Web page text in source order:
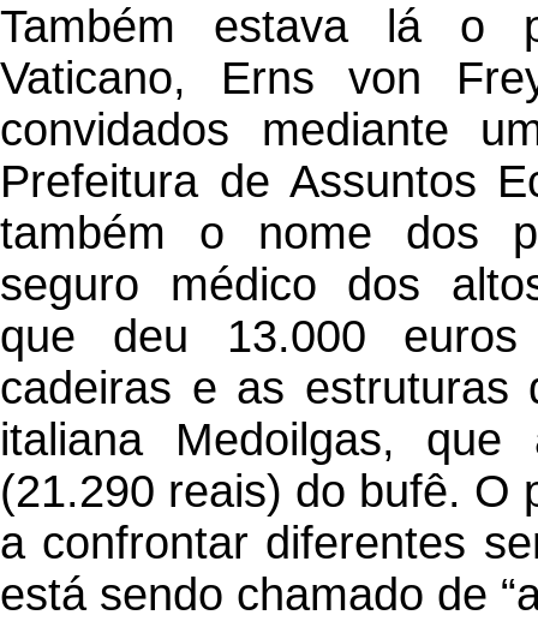
Também estava lá o
Vaticano, Erns von
convidados mediante
Prefeitura de Assuntos
também o nome dos
seguro médico dos
que deu 13.000
cadeiras e as estruturas
italiana Medoilgas,
(21.290 reais) do bufê. O
a confrontar diferentes
está sendo chamado de